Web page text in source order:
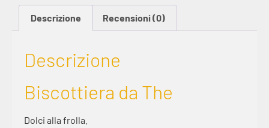
Descrizione Recensioni (0)
Descrizione
Biscottiera da The
Dolci alla frolla.